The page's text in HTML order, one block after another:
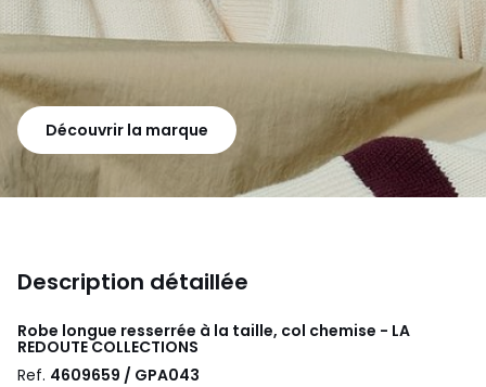
Découvrir la marque
Description détaillée
Robe longue resserrée à la taille, col chemise - LA
REDOUTE COLLECTIONS
Ref. 4609659 / GPA043